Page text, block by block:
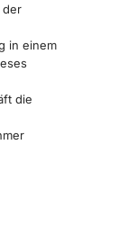
der
in einem
die